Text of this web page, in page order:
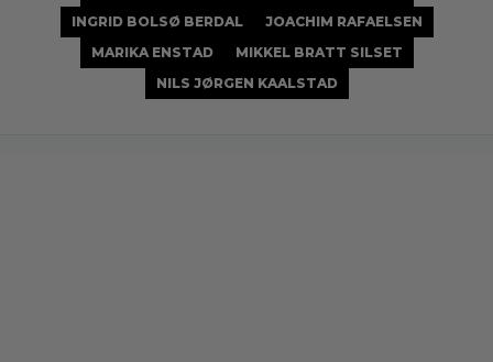
INGRID BOLSØ BERDAL
JOACHIM RAFAELSEN
MARIKA ENSTAD
MIKKEL BRATT SILSET
NILS JØRGEN KAALSTAD